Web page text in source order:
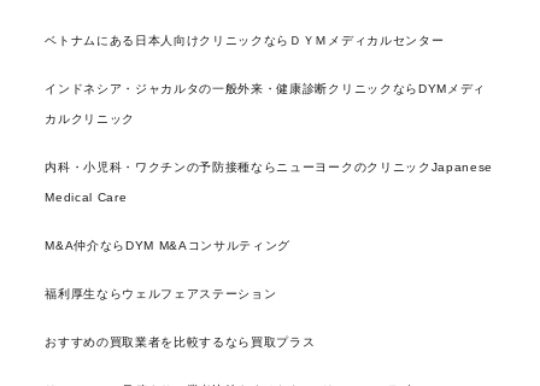
ベトナムにある日本人向けクリニックならＤＹＭメディカルセンター
インドネシア・ジャカルタの一般外来・健康診断クリニックならDYMメディ
カルクリニック
内科・小児科・ワクチンの予防接種ならニューヨークのクリニックJapanese
Medical Care
M&A仲介ならDYM M&Aコンサルティング
福利厚生ならウェルフェアステーション
おすすめの買取業者を比較するなら買取プラス